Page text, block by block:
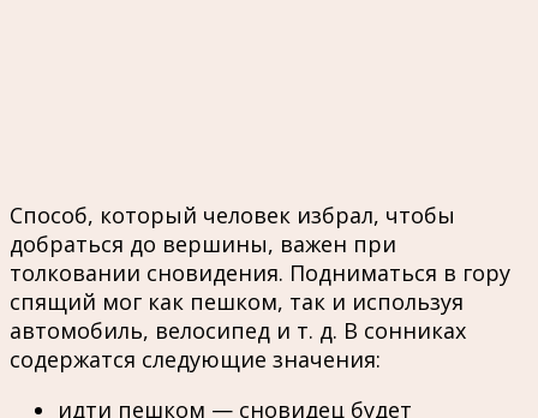
Способ, который человек избрал, чтобы
добраться до вершины, важен при
толковании сновидения. Подниматься в гору
спящий мог как пешком, так и используя
автомобиль, велосипед и т. д. В сонниках
содержатся следующие значения:
идти пешком — сновидец будет